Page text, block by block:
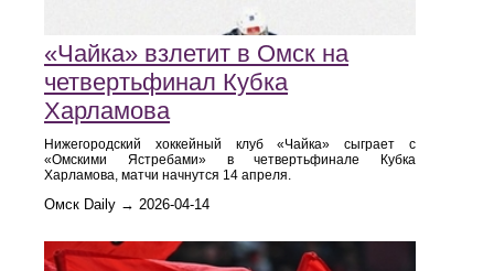
«Чайка» взлетит в Омск на
четвертьфинал Кубка
Харламова
Нижегородский хоккейный клуб «Чайка» сыграет с
«Омскими Ястребами» в четвертьфинале Кубка
Харламова, матчи начнутся 14 апреля.
Омск Daily → 2026-04-14